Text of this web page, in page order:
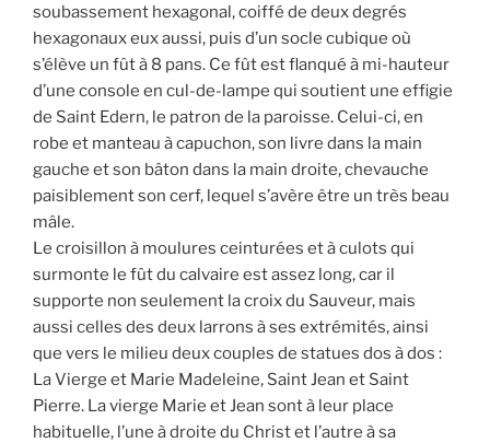
soubassement hexagonal, coiffé de deux degrés
hexagonaux eux aussi, puis d’un socle cubique où
s’élève un fût à 8 pans. Ce fût est flanqué à mi-hauteur
d’une console en cul-de-lampe qui soutient une effigie
de Saint Edern, le patron de la paroisse. Celui-ci, en
robe et manteau à capuchon, son livre dans la main
gauche et son bâton dans la main droite, chevauche
paisiblement son cerf, lequel s’avère être un très beau
mâle.
Le croisillon à moulures ceinturées et à culots qui
surmonte le fût du calvaire est assez long, car il
supporte non seulement la croix du Sauveur, mais
aussi celles des deux larrons à ses extrémités, ainsi
que vers le milieu deux couples de statues dos à dos :
La Vierge et Marie Madeleine, Saint Jean et Saint
Pierre. La vierge Marie et Jean sont à leur place
habituelle, l’une à droite du Christ et l’autre à sa